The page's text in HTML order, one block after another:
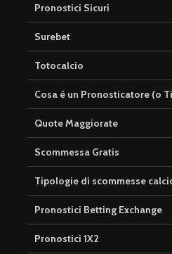
Pronostici Sicuri
Surebet
Totocalcio
Cosa è un Pronosticatore (o
Quote Maggiorate
Scommessa Gratis
Tipologie di scommesse
Pronostici Betting Exchange
Pronostici 1X2